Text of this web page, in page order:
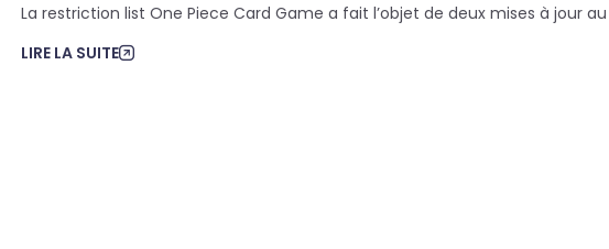
La restriction list One Piece Card Game a fait l’objet de deux mises à jour
LIRE LA SUITE